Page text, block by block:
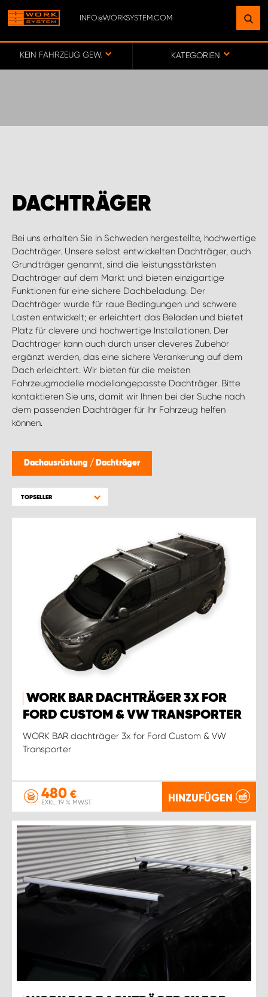
INFO@WORKSYSTEM.COM
KEIN FAHRZEUG GEWÄHLT KATEGORIEN
DACHTRÄGER
Bei uns erhalten Sie in Schweden hergestellte, hochwertige
Dachträger. Unsere selbst entwickelten Dachträger, auch
Grundträger genannt, sind die leistungsstärksten
Dachträger auf dem Markt und bieten einzigartige
Funktionen für eine sichere Dachbeladung. Der
Dachträger wurde für raue Bedingungen und schwere
Lasten entwickelt; er erleichtert das Beladen und bietet
Platz für clevere und hochwertige Installationen. Der
Dachträger kann auch durch unser cleveres Zubehör
ergänzt werden, das eine sichere Verankerung auf dem
Dach erleichtert. Wir bieten für die meisten
Fahrzeugmodelle modellangepasste Dachträger. Bitte
kontaktieren Sie uns, damit wir Ihnen bei der Suche nach
dem passenden Dachträger für Ihr Fahrzeug helfen
können.
Dachausrüstung / Dachträger
TOPSELLER
WORK BAR DACHTRÄGER 3X FOR
FORD CUSTOM & VW TRANSPORTER
WORK BAR dachträger 3x for Ford Custom & VW
Transporter
480 €
EXKL. 19 % MWST. HINZUFÜGEN
FINDEN SIE EINEN STANDORT
IN IHRER NÄHE
WORK SYSTEM BERLIN
WORK SYSTEM FRANKFURT (MAIN)
WORK SYSTEM GERA
WORK SYSTEM HAMBURG
WORK SYSTEM LEIPZIG/HALLE
WORK SYSTEM LUDWIGSHAFEN
WORK SYSTEM MAGDEBURG
WORK SYSTEM RHEINLAND
WORK SYSTEM STUTTGART